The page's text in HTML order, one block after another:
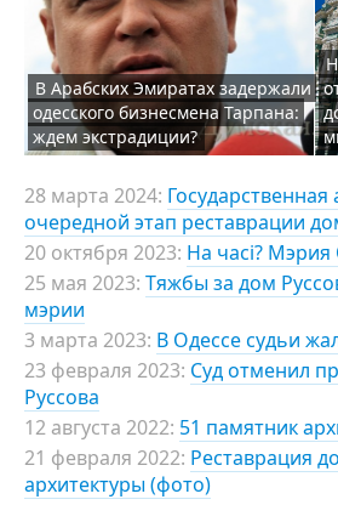
В Арабских Эмиратах задержали
одесского бизнесмена Тарпана:
ждем экстрадиции?
28 марта 2024:
очередной этап реставрации
20 октября 2023: На часі?
25 мая 2023: Тяжбы за дом
мэрии
3 марта 2023: В Одессе судьи
23 февраля 2023: Суд отменил
Руссова
12 августа 2022: 51 памятник
21 февраля 2022: Реставрация
архитектуры (фото)